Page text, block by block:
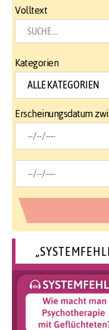
Volltext
Kategorien
Erscheinungsdatum